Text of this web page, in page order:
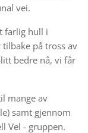
vei.
farlig hull i
på tross av
bedre nå, vi får
mange av
samt gjennom
Vel - gruppen.